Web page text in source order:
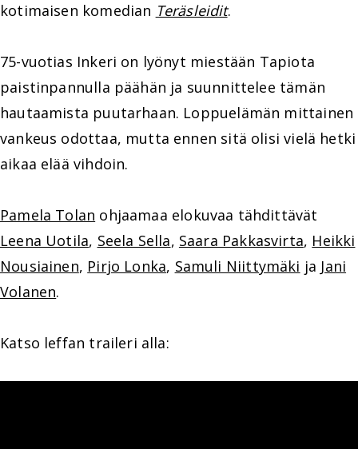
kotimaisen komedian Teräsleidit.
75-vuotias Inkeri on lyönyt miestään Tapiota
paistinpannulla päähän ja suunnittelee tämän
hautaamista puutarhaan. Loppuelämän mittainen
vankeus odottaa, mutta ennen sitä olisi vielä hetki
aikaa elää vihdoin.
Pamela Tolan ohjaamaa elokuvaa tähdittävät
Leena Uotila, Seela Sella, Saara Pakkasvirta, Heikki
Nousiainen, Pirjo Lonka, Samuli Niittymäki ja Jani
Volanen.
Katso leffan traileri alla: